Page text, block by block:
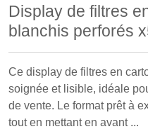
Display de filtres
blanchis perforés
Ce display de filtres en
soignée et lisible, idéale
de vente. Le format prêt à
tout en mettant en avant ...